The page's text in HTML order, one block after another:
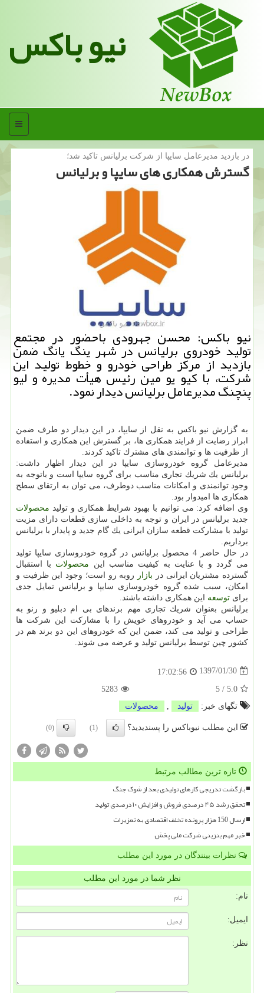
نیو باکس
منو
در بازدید مدیرعامل سایپا از شركت برلیانس تاكید شد؛
گسترش همكاری های سایپا و برلیانس
نیو باكس: محسن جهرودی باحضور در مجتمع
تولید خودروی برلیانس در شهر ینگ یانگ ضمن
بازدید از مركز طراحی خودرو و خطوط تولید این
شركت، با كیو یو مین رئیس هیأت مدیره و لیو
پنچنگ مدیرعامل برلیانس دیدار نمود.
به گزارش نیو باكس به نقل از سایپا، در این دیدار دو طرف ضمن
ابراز رضایت از فرایند همكاری ها، بر گسترش این همكاری و استفاده
از ظرفیت ها و توانمندی های مشترك تاكید كردند.
مدیرعامل گروه خودروسازی سایپا در این دیدار اظهار داشت:
برلیانس یك شریك تجاری مناسب برای گروه سایپا است و باتوجه به
وجود توانمندی و امكانات مناسب دوطرف، می توان به ارتقای سطح
همكاری ها امیدوار بود.
وی اضافه كرد: می توانیم با بهبود شرایط همكاری و تولید محصولات
جدید برلیانس در ایران و توجه به داخلی سازی قطعات دارای مزیت
تولید با مشاركت قطعه سازان ایرانی یك گام جدید و پایدار با برلیانس
برداریم.
در حال حاضر 4 محصول برلیانس در گروه خودروسازی سایپا تولید
می گردد و با عنایت به كیفیت مناسب این محصولات با استقبال
گسترده مشتریان ایرانی در بازار
روبه رو است؛ وجود این ظرفیت و
امكان، سبب شده گروه خودروسازی سایپا و برلیانس تمایل جدی
برای توسعه این همكاری داشته باشند.
برلیانس بعنوان شریك تجاری مهم برندهای بی ام دبلیو و رنو به
حساب می آید و خودروهای خویش را با مشاركت این شركت ها
طراحی و تولید می كند، ضمن این كه خودروهای این دو برند هم در
كشور چین توسط برلیانس تولید و عرضه می شوند.
1397/01/30
17:02:56
5.0
/
5
5283
تگهای خبر:
تولید محصولات
این مطلب نیوباکس را پسندیدید؟ (1)
(0)
تازه ترین مطالب مرتبط
بازگشت تدریجی کارهای تولیدی بعد از شوک جنگ
تحقق رشد ۴۵ درصدی فروش و افزایش ۱۰ درصدی تولید
ارسال 150 هزار پرونده تخلف اقتصادی به تعزیرات
خبر مهم بنزینی شرکت ملی پخش
نظرات بینندگان در مورد این مطلب
نظر شما در مورد این مطلب
نام:
ایمیل:
نظر: